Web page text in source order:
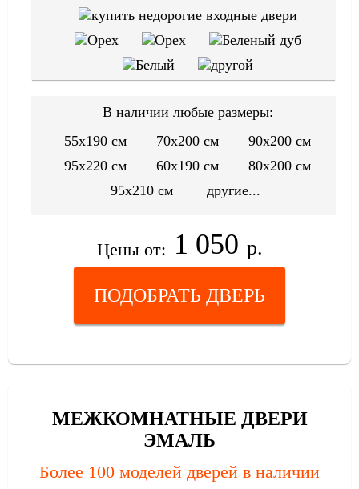
В наличии любые размеры:
55x190 см
70x200 см
90x200 см
95x220 см
60x190 см
80x200 см
95x210 см
другие...
Цены от: 1 050 р.
ПОДОБРАТЬ ДВЕРЬ
МЕЖКОМНАТНЫЕ ДВЕРИ
ЭМАЛЬ
Более 100 моделей дверей в наличии